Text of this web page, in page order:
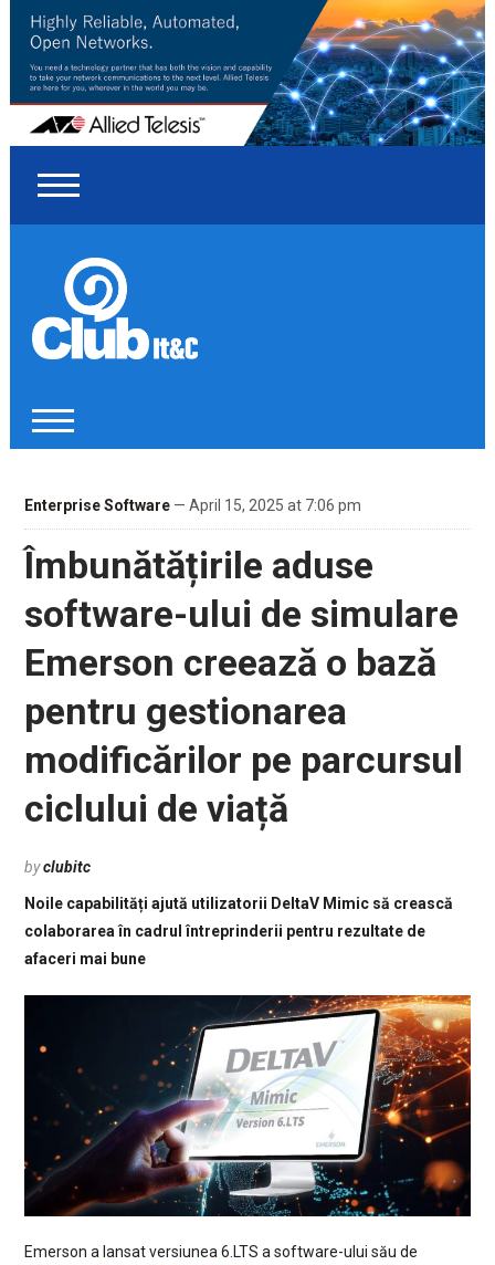
Enterprise Software— April 15, 2025 at 7:06 pm
Îmbunătățirile aduse
software-ului de simulare
Emerson creează o bază
pentru gestionarea
modificărilor pe parcursul
ciclului de viață
byclubitc
Noile capabilități ajută utilizatorii DeltaV Mimic să crească
colaborarea în cadrul întreprinderii pentru rezultate de
afaceri mai bune
Emerson a lansat versiunea 6.LTS a software-ului său de